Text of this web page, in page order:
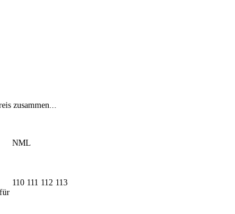
zusammen...
NML
110 111 112 113